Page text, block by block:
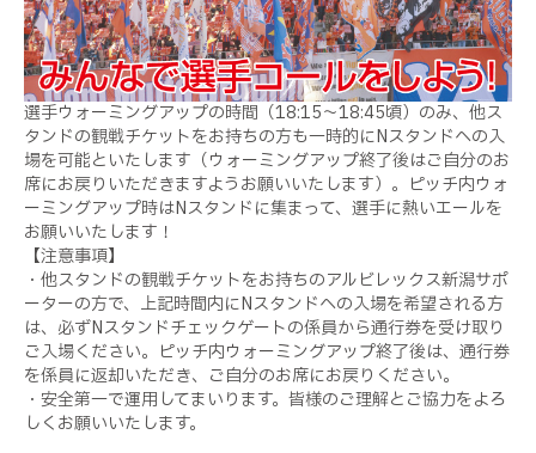
選手ウォーミングアップの時間（18:15～18:45頃）のみ、他ス
タンドの観戦チケットをお持ちの方も一時的にNスタンドへの入
場を可能といたします（ウォーミングアップ終了後はご自分のお
席にお戻りいただきますようお願いいたします）。ピッチ内ウォ
ーミングアップ時はNスタンドに集まって、選手に熱いエールを
お願いいたします！
【注意事項】
・他スタンドの観戦チケットをお持ちのアルビレックス新潟サポ
ーターの方で、上記時間内にNスタンドへの入場を希望される方
は、必ずNスタンドチェックゲートの係員から通行券を受け取り
ご入場ください。ピッチ内ウォーミングアップ終了後は、通行券
を係員に返却いただき、ご自分のお席にお戻りください。
・安全第一で運用してまいります。皆様のご理解とご協力をよろ
しくお願いいたします。